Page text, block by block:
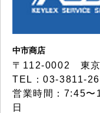
中市商店
〒112-0002 東京
TEL：03-3811-
営業時間：7:45〜
日